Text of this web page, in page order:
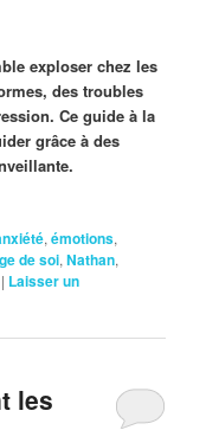
exploser chez les
des troubles
Ce guide à la
grâce à des
,émotions,
de soi,Nathan,
| Laisser un
les